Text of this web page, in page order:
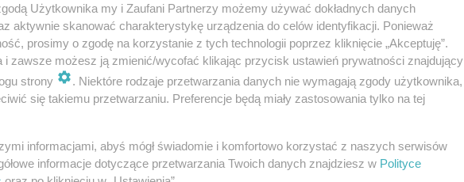
Polityka cookies Polityka prywatności
Użytkownika my i Zaufani Partnerzy możemy używać dokładnych danych
aktywnie skanować charakterystykę urządzenia do celów identyfikacji. Ponieważ
prosimy o zgodę na korzystanie z tych technologii poprzez kliknięcie „Akceptuję”.
i zawsze możesz ją zmienić/wycofać klikając przycisk ustawień prywatności znajdujący
strony
. Niektóre rodzaje przetwarzania danych nie wymagają zgody użytkownika,
się takiemu przetwarzaniu. Preferencje będą miały zastosowania tylko na tej
informacjami, abyś mógł świadomie i komfortowo korzystać z naszych serwisów
informacje dotyczące przetwarzania Twoich danych znajdziesz w Polityce